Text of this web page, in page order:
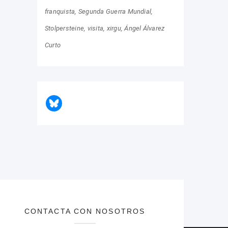
franquista Segunda Guerra Mundial
Stolpersteine visita xirgu Ángel Álvarez
Curto
CONTACTA CON NOSOTROS